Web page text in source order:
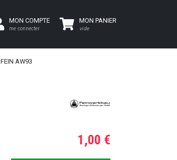
MON COMPTE
me connecter
MON PANIER
vide
FEIN AW93
1,00 €